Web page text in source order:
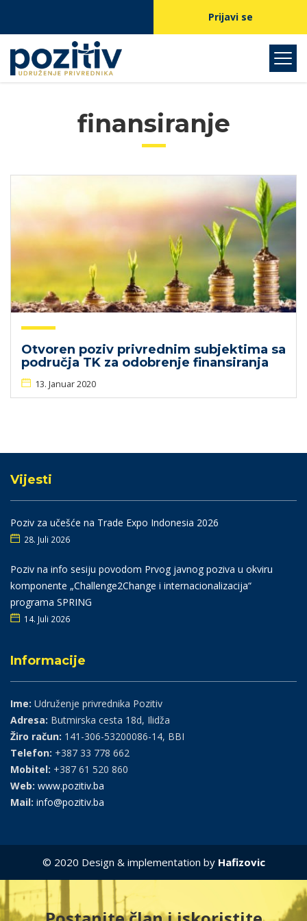
Prijavi se
finansiranje
Otvoren poziv privrednim subjektima sa
područja TK za odobrenje finansiranja
13. Januar 2020
Vijesti
Poziv za učešće na Trade Expo Indonesia 2026
28. Juli 2026
Poziv na info sesiju povodom Prvog javnog poziva u okviru
komponente „Challenge2Change i internacionalizacija“
programa SPRING
14. Juli 2026
Informacije
Ime: Udruženje privrednika Pozitiv
Adresa: Butmirska cesta 18d, Ilidža
Žiro račun: 141-306-53200086-14, BBI
Telefon: +387 33 778 662
Mobitel: +387 61 520 860
Web: www.pozitiv.ba
Mail: info@pozitiv.ba
© 2020 Design & implementation by Hafizovic